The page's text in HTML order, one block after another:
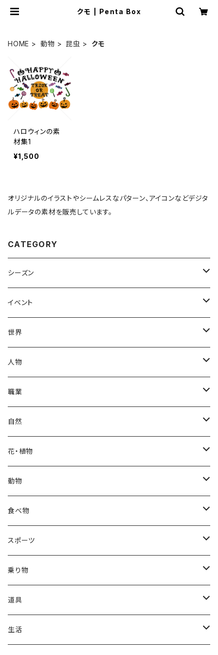
クモ | Penta Box
HOME 動物 昆虫 クモ
ハロウィンの素
材集1
¥1,500
オリジナルのイラストやシームレスなパターン、アイコンなどデジタ
ルデータの素材を販売しています。
CATEGORY
シーズン
春
夏
秋
冬
イベント
出産・育児
母の日
中秋節
クリスマス
福袋
ブラックフライデー
ハロウィン
正月
端午の節句
結婚式
父の日
世界
ハワイアン
パリ
ロシアン
アフリカン
日本
ヨーロッパ
トライバル
中国
北欧
人物
赤ちゃん
女性
男性
子供
サンタクロース
七福神
金太郎
天使
シニア
職業
医者
自然
海
雲
星
雫
貝殻
山
木
花・植物
カーネーション
梅
桜
プルメリア
野バラ
牡丹
動物
ネコ
ウマ
サイ
チンパンジー
トリ
食べ物
スイーツ
かき氷
アイス
フルーツ
スイカ
イチゴ
和食
お雑煮
野菜
スポーツ
相撲
乗り物
車
道具
ファッション
生活